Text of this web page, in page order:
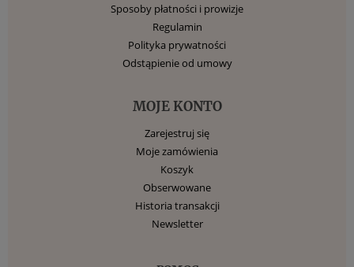
Sposoby płatności i prowizje
Regulamin
Polityka prywatności
Odstąpienie od umowy
MOJE KONTO
Zarejestruj się
Moje zamówienia
Koszyk
Obserwowane
Historia transakcji
Newsletter